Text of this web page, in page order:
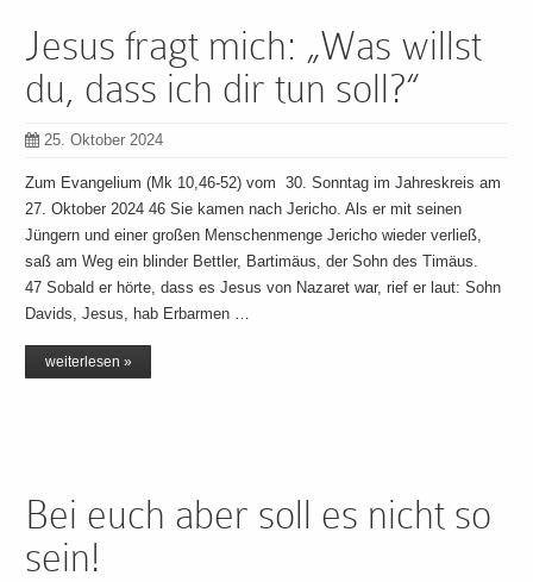
Jesus fragt mich: „Was willst
du, dass ich dir tun soll?“
25. Oktober 2024
Zum Evangelium (Mk 10,46-52) vom 30. Sonntag im Jahreskreis am
27. Oktober 2024 46 Sie kamen nach Jericho. Als er mit seinen
Jüngern und einer großen Menschenmenge Jericho wieder verließ,
saß am Weg ein blinder Bettler, Bartimäus, der Sohn des Timäus.
47 Sobald er hörte, dass es Jesus von Nazaret war, rief er laut: Sohn
Davids, Jesus, hab Erbarmen …
weiterlesen »
Bei euch aber soll es nicht so
sein!